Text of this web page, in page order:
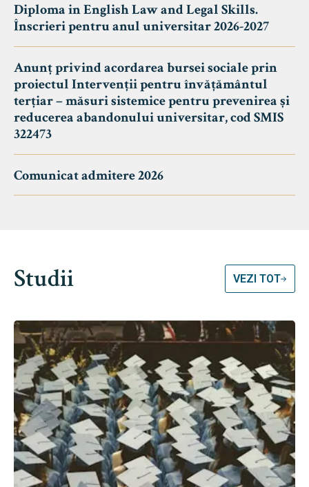
Diploma in English Law and Legal Skills.
Înscrieri pentru anul universitar 2026-2027
Anunț privind acordarea bursei sociale prin
proiectul Intervenții pentru învățământul
terțiar – măsuri sistemice pentru prevenirea și
reducerea abandonului universitar, cod SMIS
322473
Comunicat admitere 2026
Studii VEZI TOT